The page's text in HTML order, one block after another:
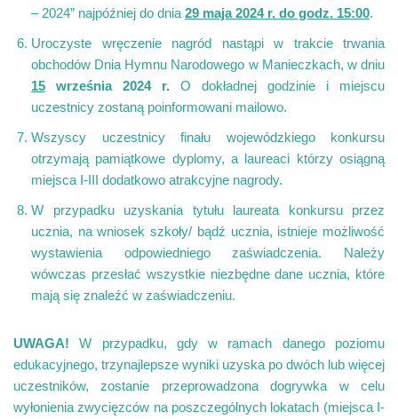
– 2024” najpóźniej do dnia 29 maja 2024 r. do godz. 15:00.
Uroczyste wręczenie nagród nastąpi w trakcie trwania
obchodów Dnia Hymnu Narodowego w Manieczkach, w dniu
15
września 2024 r. O dokładnej godzinie i miejscu
uczestnicy zostaną poinformowani mailowo.
Wszyscy uczestnicy finału wojewódzkiego konkursu
otrzymają pamiątkowe dyplomy, a laureaci którzy osiągną
miejsca I-III dodatkowo atrakcyjne nagrody.
W przypadku uzyskania tytułu laureata konkursu przez
ucznia, na wniosek szkoły/ bądź ucznia, istnieje możliwość
wystawienia odpowiedniego zaświadczenia. Należy
wówczas przesłać wszystkie niezbędne dane ucznia, które
mają się znaleźć w zaświadczeniu.
UWAGA!W przypadku, gdy w ramach danego poziomu
edukacyjnego, trzynajlepsze wyniki uzyska po dwóch lub więcej
uczestników, zostanie przeprowadzona dogrywka w celu
wyłonienia zwycięzców na poszczególnych lokatach (miejsca I-